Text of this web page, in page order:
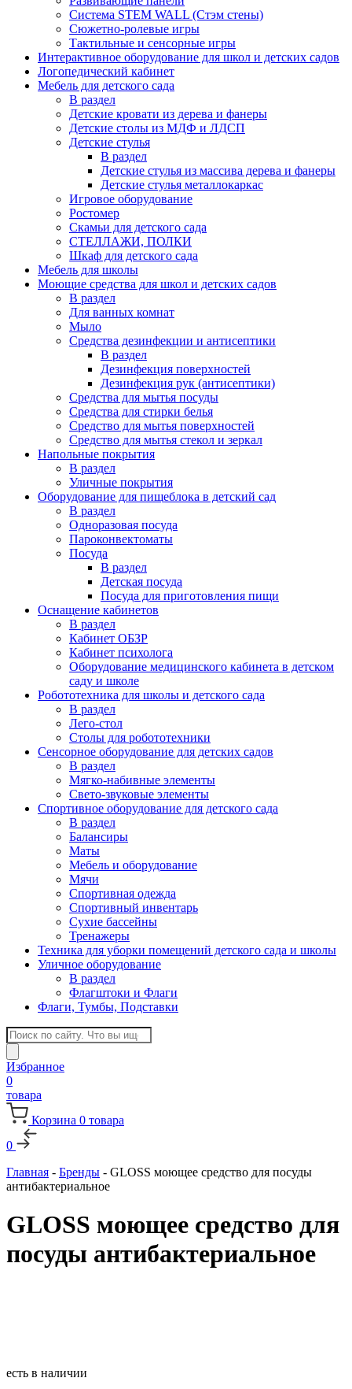
Система STEM WALL (Cтэм стены)
Сюжетно-ролевые игры
Тактильные и сенсорные игры
Интерактивное оборудование для школ и детских садов
Логопедический кабинет
Мебель для детского сада
В раздел
Детские кровати из дерева и фанеры
Детские столы из МДФ и ЛДСП
Детские стулья
В раздел
Детские стулья из массива дерева и фанеры
Детские стулья металлокаркас
Игровое оборудование
Ростомер
Скамьи для детского сада
СТЕЛЛАЖИ, ПОЛКИ
Шкаф для детского сада
Мебель для школы
Моющие средства для школ и детских садов
В раздел
Для ванных комнат
Мыло
Средства дезинфекции и антисептики
В раздел
Дезинфекция поверхностей
Дезинфекция рук (антисептики)
Средства для мытья посуды
Средства для стирки белья
Средство для мытья поверхностей
Средство для мытья стекол и зеркал
Напольные покрытия
В раздел
Уличные покрытия
Оборудование для пищеблока в детский сад
В раздел
Одноразовая посуда
Пароконвектоматы
Посуда
В раздел
Детская посуда
Посуда для приготовления пищи
Оснащение кабинетов
В раздел
Кабинет ОБЗР
Кабинет психолога
Оборудование медицинского кабинета в детском
саду и школе
Робототехника для школы и детского сада
В раздел
Лего-стол
Столы для робототехники
Сенсорное оборудование для детских садов
В раздел
Мягко-набивные элементы
Свето-звуковые элементы
Спортивное оборудование для детского сада
В раздел
Балансиры
Маты
Мебель и оборудование
Мячи
Спортивная одежда
Спортивный инвентарь
Сухие бассейны
Тренажеры
Техника для уборки помещений детского сада и школы
Уличное оборудование
В раздел
Флагштоки и Флаги
Флаги, Тумбы, Подставки
Поиск
товаров
Избранное
0
товара
Корзина 0 товара
0
Главная - Бренды - GLOSS моющее средство для посуды
антибактериальное
GLOSS моющее средство для
посуды антибактериальное
есть в наличии